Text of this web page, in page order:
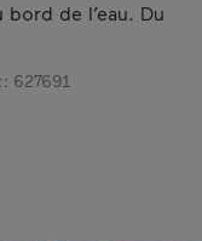
de l’eau. Du
627691